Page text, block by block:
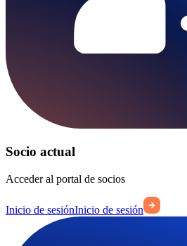
Socio actual
Acceder al portal de socios
Inicio de sesiónInicio de sesión